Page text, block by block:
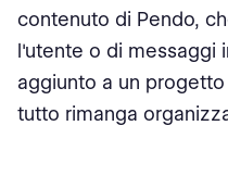
contenuto di Pendo,
l'utente o di messaggi
aggiunto a un
tutto rimanga